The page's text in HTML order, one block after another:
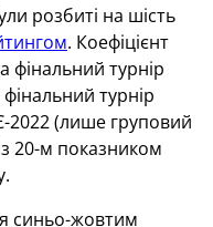
розбиті на шість
. Коефіцієнт
фінальний турнір
турнір
2022 (лише груповий
20-м показником
синьо-жовтим